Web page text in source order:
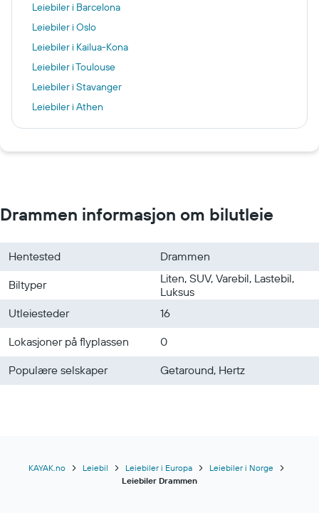
Leiebiler i Barcelona
Leiebiler i Oslo
Leiebiler i Kailua-Kona
Leiebiler i Toulouse
Leiebiler i Stavanger
Leiebiler i Athen
Leiebiler i Marrakech
Leiebiler i Kongsberg
Drammen informasjon om bilutleie
Hentested
Drammen
Biltyper
Liten, SUV, Varebil, Lastebil,
Luksus
Utleiesteder
16
Lokasjoner på flyplassen
0
Populære selskaper
Getaround, Hertz
KAYAK.no Leiebil Leiebiler i Europa
Leiebiler i Norge
Leiebiler Drammen